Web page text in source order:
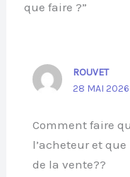
que faire ?”
ROUVET
28 MAI 2026
Comment faire
l’acheteur et
de la vente??